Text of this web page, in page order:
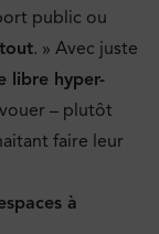
public ou
. » Avec juste
libre hyper-
– plutôt
faire leur
à